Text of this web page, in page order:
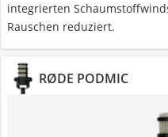
integrierten
Rauschen reduziert.
RØDE PODMIC